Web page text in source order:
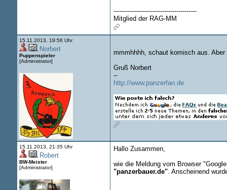
-----------------------------------------
Mitglied der RAG-MM
15.11.2013, 19:56 Uhr
Norbert
Puppenspieler
[Administrator]
mmmhhhh, schaut komisch aus.
Gruß Norbert
--
http://www.panzerfan.de
15.11.2013, 21:35 Uhr
Robert
BW-Meister
[Administrator]
Hallo Zusammen,
wie die Meldung vom Browser
"panzerbauer.de". Anscheinend